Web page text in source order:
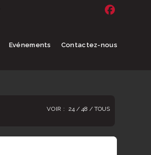
Evénements Contactez-nous
VOIR : 24 48 TOUS